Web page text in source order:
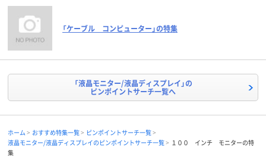
「ケーブル コンピューター」の特集
「液晶モニター/液晶ディスプレイ」の
ピンポイントサーチ一覧へ
ホーム おすすめ特集一覧
ピンポイントサーチ一覧
液晶モニター/液晶ディスプレイのピンポイントサーチ一覧
１００ インチ モニターの特
集